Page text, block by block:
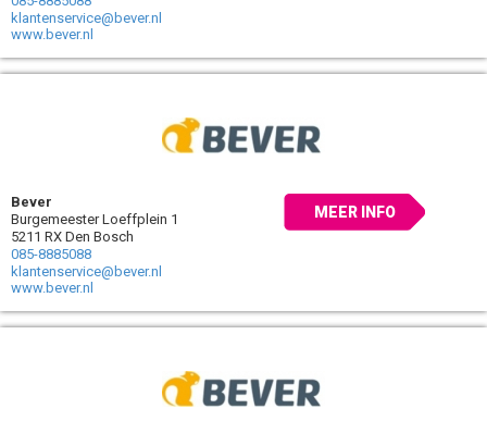
klantenservice@bever.nl
www.bever.nl
Bever
Burgemeester Loeffplein 1
5211 RX Den Bosch
085-8885088
klantenservice@bever.nl
www.bever.nl
MEER INFO